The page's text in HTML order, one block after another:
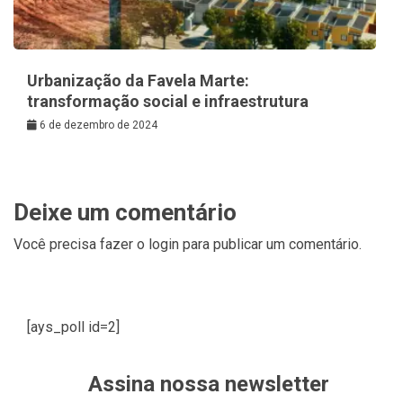
Urbanização da Favela Marte:
transformação social e infraestrutura
6 de dezembro de 2024
Deixe um comentário
Você precisa fazer o login para publicar um comentário.
[ays_poll id=2]
Assina nossa newsletter